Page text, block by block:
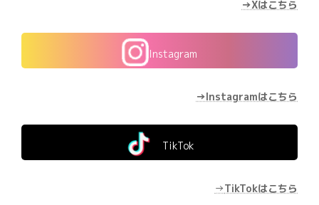
→Xはこちら
Instagram
→Instagramはこちら
TikTok
→TikTokはこちら